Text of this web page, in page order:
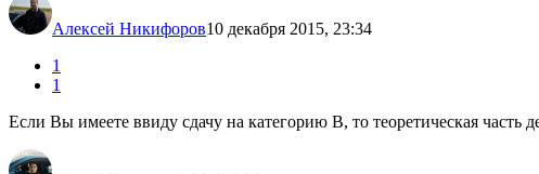
Алексей Никифоров10 декабря 2015, 23:34
1
1
Если Вы имеете ввиду сдачу на категорию В, то теоретическая часть